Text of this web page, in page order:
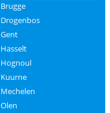
Brugge
Drogenbos
Gent
Hasselt
Hognoul
Kuurne
Mechelen
Olen